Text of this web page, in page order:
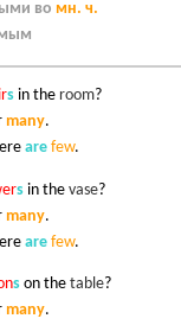
во мн. ч.
s in the room?
many.
are few.
s in the vase?
many.
are few.
s on the table?
many.